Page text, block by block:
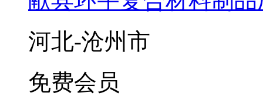
河北-沧州市
免费会员